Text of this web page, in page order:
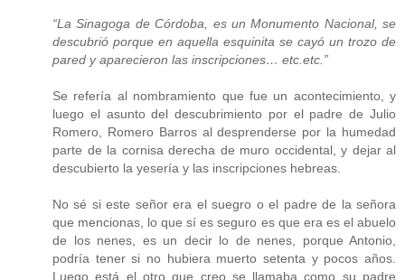
“La Sinagoga de Córdoba, es un Monumento Nacional, se
descubrió porque en aquella esquinita se cayó un trozo de
pared y aparecieron las inscripciones… etc.etc.”
Se refería al nombramiento que fue un acontecimiento, y
luego el asunto del descubrimiento por el padre de Julio
Romero, Romero Barros al desprenderse por la humedad
parte de la cornisa derecha de muro occidental, y dejar al
descubierto la yesería y las inscripciones hebreas.
No sé si este señor era el suegro o el padre de la señora
que mencionas, lo que sí es seguro es que era es el abuelo
de los nenes, es un decir lo de nenes, porque Antonio,
podría tener si no hubiera muerto setenta y pocos años.
Luego está el otro que creo se llamaba como su padre